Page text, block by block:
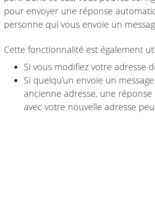
pour envoyer une réponse
personne qui vous envoie un
Cette fonctionnalité est également
Si vous modifiez votre adresse
Si quelqu’un envoie un
ancienne adresse, une
avec votre nouvelle adresse